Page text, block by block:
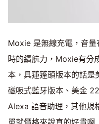
Moxie 是無線充電，音
時的續航力，Moxie有分
本，具蓮蓬頭版本的話
磁吸式藍牙版本、美金
Alexa 語音助理，其他規
單就價格來說真的好貴